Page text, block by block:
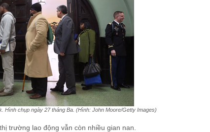
Hình chụp ngày 27 tháng Ba. (Hình: John Moore/Getty Images)
trường lao động vẫn còn nhiều gian nan.